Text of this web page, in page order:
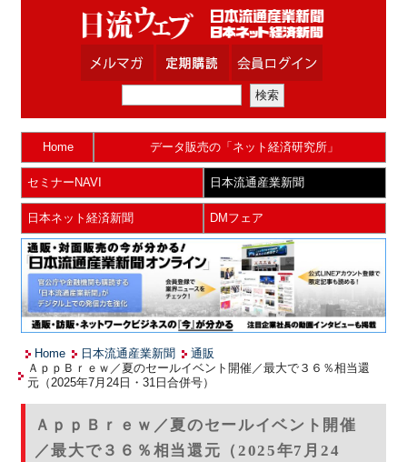
Home データ販売の「ネット経済研究所」
セミナーNAVI 日本流通産業新聞
日本ネット経済新聞 DMフェア
Home 日本流通産業新聞
通販
ＡｐｐＢｒｅｗ／夏のセールイベント開催／最大で３６％相当還
元（2025年7月24日・31日合併号）
ＡｐｐＢｒｅｗ／夏のセールイベント開催
／最大で３６％相当還元（2025年7月24